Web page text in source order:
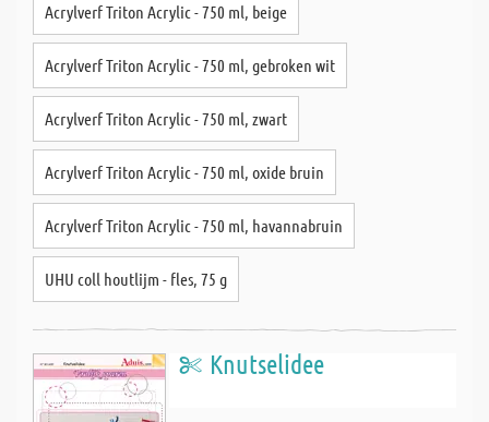
Acrylverf Triton Acrylic - 750 ml, beige
Acrylverf Triton Acrylic - 750 ml, gebroken wit
Acrylverf Triton Acrylic - 750 ml, zwart
Acrylverf Triton Acrylic - 750 ml, oxide bruin
Acrylverf Triton Acrylic - 750 ml, havannabruin
UHU coll houtlijm - fles, 75 g
Knutselidee